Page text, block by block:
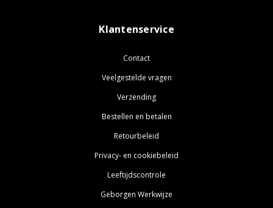
Klantenservice
Contact
Veelgestelde vragen
Verzending
Bestellen en betalen
Retourbeleid
Privacy- en cookiebeleid
Leeftijdscontrole
Geborgen Werkwijze